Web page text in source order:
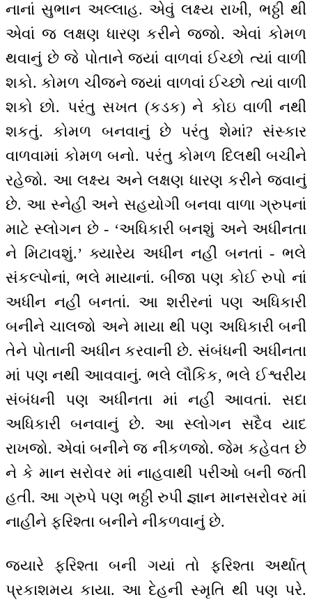
નાનાં સુભાન અલ્લાહ. એવું લક્ષ્ય રાખી, ભઠ્ઠી થી
એવાં જ લક્ષણ ધારણ કરીને જજો. એવાં કોમળ
થવાનું છે જે પોતાને જ્યાં વાળવાં ઈચ્છો ત્યાં વાળી
શકો. કોમળ ચીજને જ્યાં વાળવાં ઈચ્છો ત્યાં વાળી
શકો છો. પરંતુ સખત (કડક) ને કોઇ વાળી નથી
શકતું. કોમળ બનવાનું છે પરંતુ શેમાં? સંસ્કાર
વાળવામાં કોમળ બનો. પરંતુ કોમળ દિલથી બચીને
રહેજો. આ લક્ષ્ય અને લક્ષણ ધારણ કરીને જવાનું
છે. આ સ્નેહી અને સહયોગી બનવા વાળા ગ્રુપનાં
માટે સ્લોગન છે - ‘અધિકારી બનશું અને અધીનતા
ને મિટાવશું.’ ક્યારેય અધીન નહીં બનતાં - ભલે
સંકલ્પોનાં, ભલે માયાનાં. બીજા પણ કોઈ રુપો નાં
અધીન નહીં બનતાં. આ શરીરનાં પણ અધિકારી
બનીને ચાલજો અને માયા થી પણ અધિકારી બની
તેને પોતાની અધીન કરવાની છે. સંબંધની અધીનતા
માં પણ નથી આવવાનું. ભલે લૌકિક, ભલે ઈશ્વરીય
સંબંધની પણ અધીનતા માં નહીં આવતાં. સદા
અધિકારી બનવાનું છે. આ સ્લોગન સદૈવ યાદ
રાખજો. એવાં બનીને જ નીકળજો. જેમ કહેવત છે
ને કે માન સરોવર માં નાહવાથી પરીઓ બની જતી
હતી. આ ગ્રુપે પણ ભઠ્ઠી રુપી જ્ઞાન માનસરોવર માં
નાહીને ફરિશ્તા બનીને નીકળવાનું છે.
જ્યારે ફરિશ્તા બની ગયાં તો ફરિશ્તા અર્થાત્
પ્રકાશમય કાયા. આ દેહની સ્મૃતિ થી પણ પરે.